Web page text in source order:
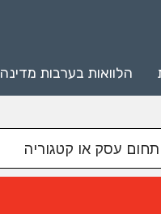
הלוואות בערבות מדינה